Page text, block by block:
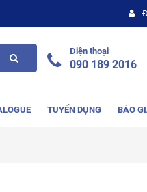
Điện thoại
090 189 2016
TUYỂN DỤNG BÁO